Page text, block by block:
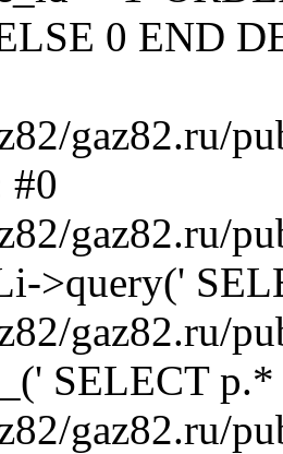
0 END
gaz82.ru/
#0
gaz82.ru/
>query('
gaz82.ru/
SELECT
gaz82.ru/